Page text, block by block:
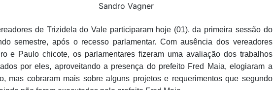
Sandro Vagner
de Trizidela do Vale participaram hoje (01), da primeira sessão do
semestre, após o recesso parlamentar. Com ausência dos vereadores
e Paulo chicote, os parlamentares fizeram uma avaliação dos trabalhos
por eles, aproveitando a presença do prefeito Fred Maia, elogiaram a
mas cobraram mais sobre alguns projetos e requerimentos que segundo